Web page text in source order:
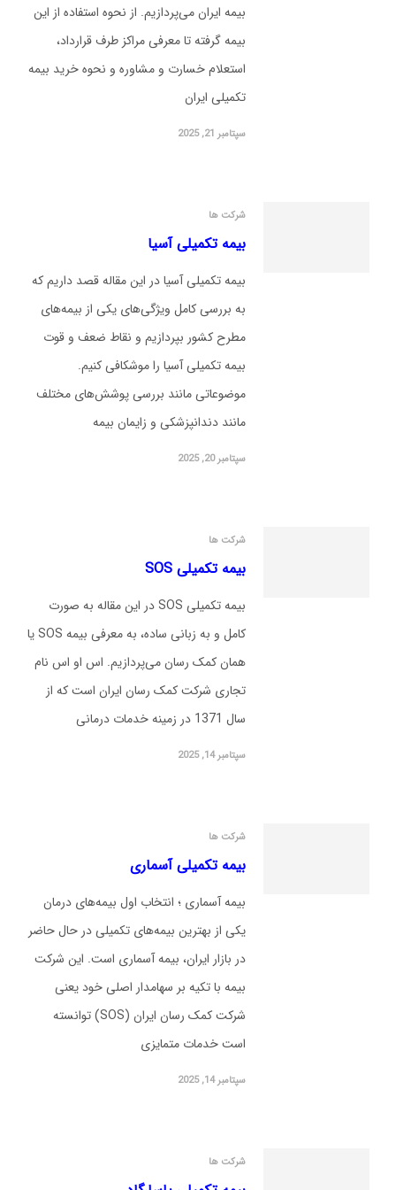
بیمه ایران می‌پردازیم. از نحوه استفاده از این
بیمه گرفته تا معرفی مراکز طرف قرارداد،
استعلام خسارت و مشاوره و نحوه خرید بیمه
تکمیلی ایران
سپتامبر 21, 2025
شرکت ها
بیمه تکمیلی آسیا
بیمه تکمیلی آسیا در این مقاله قصد داریم که
به بررسی کامل ویژگی‌های یکی از بیمه‌های
مطرح کشور بپردازیم و نقاط ضعف و قوت
بیمه تکمیلی آسیا را موشکافی کنیم.
موضوعاتی مانند بررسی پوشش‌های مختلف
مانند دندانپزشکی و زایمان بیمه
سپتامبر 20, 2025
شرکت ها
بیمه تکمیلی SOS
بیمه تکمیلی SOS در این مقاله به صورت
کامل و به زبانی ساده، به معرفی بیمه SOS یا
همان کمک رسان می‌پردازیم. اس او اس نام
تجاری شرکت کمک رسان ایران است که از
سال 1371 در زمینه خدمات درمانی
سپتامبر 14, 2025
شرکت ها
بیمه تکمیلی آسماری
بیمه آسماری ؛ انتخاب اول بیمه‌های درمان
یکی از بهترین بیمه‌های تکمیلی در حال حاضر
در بازار ایران، بیمه آسماری است. این شرکت
بیمه با تکیه بر سهامدار اصلی خود یعنی
شرکت کمک رسان ایران (SOS) توانسته
است خدمات متمایزی
سپتامبر 14, 2025
شرکت ها